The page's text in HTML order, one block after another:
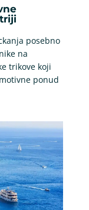
posebno
na
trikove koji
ponud